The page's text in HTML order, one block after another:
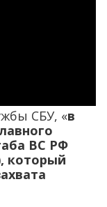
СБУ, «в
ВС РФ
который